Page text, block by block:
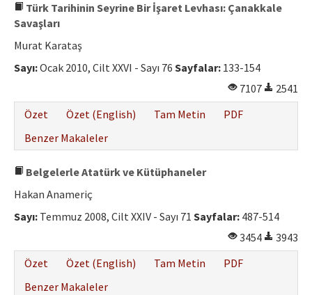
Türk Tarihinin Seyrine Bir İşaret Levhası: Çanakkale
Savaşları
Murat Karataş
Sayı:Ocak 2010, Cilt XXVI - Sayı 76 Sayfalar: 133-154
7107
2541
Özet
Özet (English) Tam Metin
PDF
Benzer Makaleler
Belgelerle Atatürk ve Kütüphaneler
Hakan Anameriç
Sayı: Temmuz 2008, Cilt XXIV - Sayı 71 Sayfalar: 487-514
3454
3943
Özet
Özet (English) Tam Metin
PDF
Benzer Makaleler